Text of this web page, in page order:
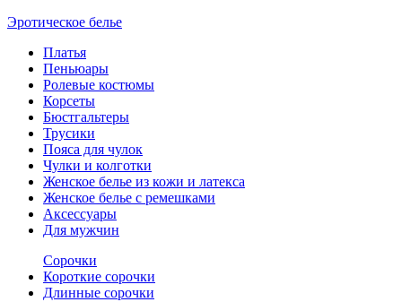
Эротическое белье
Платья
Пеньюары
Ролевые костюмы
Корсеты
Бюстгальтеры
Трусики
Пояса для чулок
Чулки и колготки
Женское белье из кожи и латекса
Женское белье с ремешками
Аксессуары
Для мужчин
Сорочки
Короткие сорочки
Длинные сорочки